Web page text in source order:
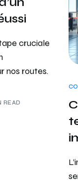
cruciale
nos routes.
READ